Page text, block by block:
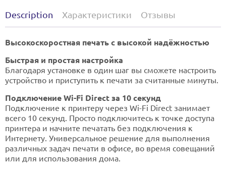
Description Характеристики Отзывы
Высокоскоростная печать с высокой надёжностью
Быстрая и простая настройка
Благодаря установке в один шаг вы сможете настроить
устройство и приступить к печати за считанные минуты.
Подключение Wi-Fi Direct за 10 секунд
Подключение к принтеру через Wi-Fi Direct занимает
всего 10 секунд. Просто подключитесь к точке доступа
принтера и начните печатать без подключения к
Интернету. Универсальное решение для выполнения
различных задач печати в офисе, во время совещаний
или для использования дома.